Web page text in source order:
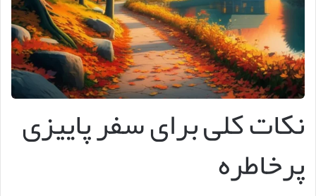
نکات کلی برای سفر پاییزی
پرخاطره